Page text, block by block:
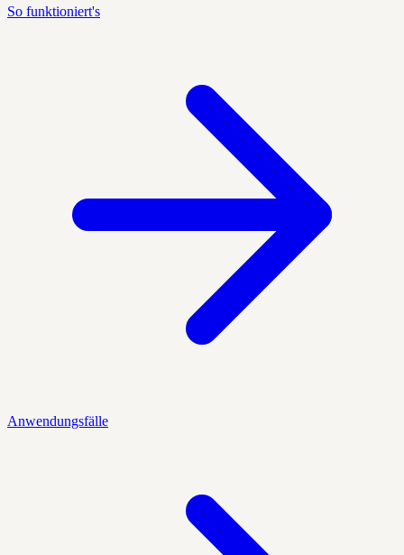
So funktioniert's
Anwendungsfälle